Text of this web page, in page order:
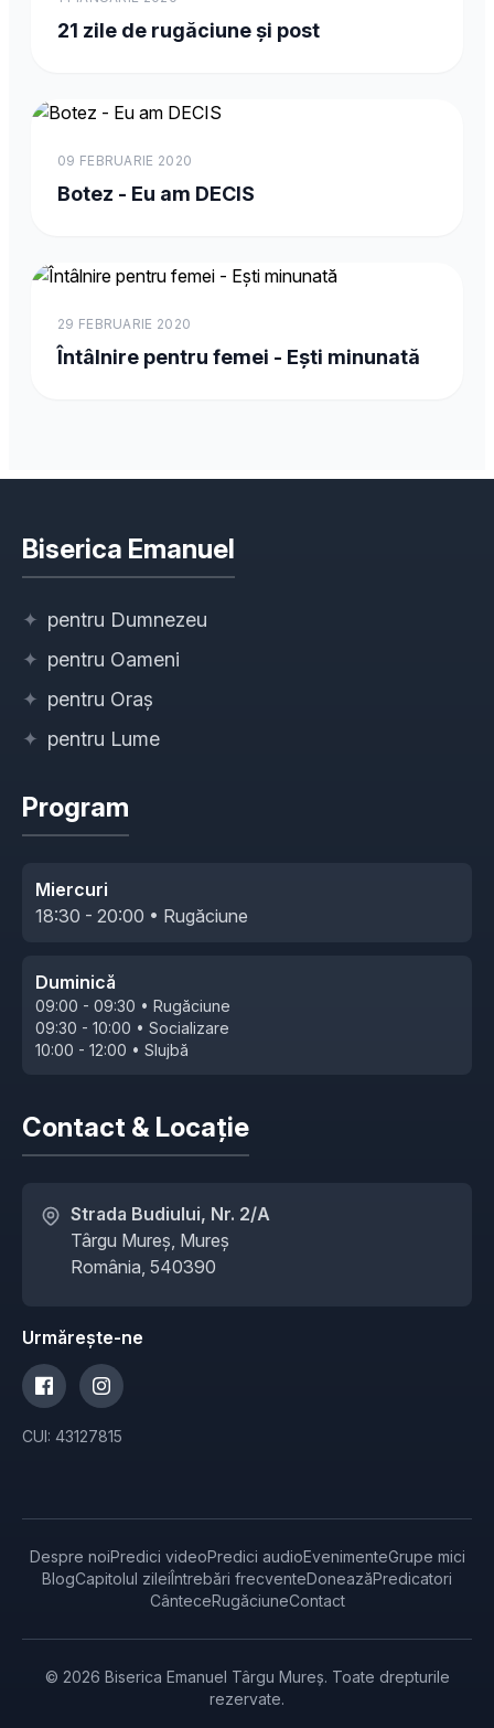
21 zile de rugăciune și post
09 FEBRUARIE 2020
Botez - Eu am DECIS
29 FEBRUARIE 2020
Întâlnire pentru femei - Ești minunată
Biserica Emanuel
✦ pentru Dumnezeu
✦ pentru Oameni
✦ pentru Oraș
✦ pentru Lume
Program
Miercuri
18:30 - 20:00 • Rugăciune
Duminică
09:00 - 09:30 • Rugăciune
09:30 - 10:00 • Socializare
10:00 - 12:00 • Slujbă
Contact & Locație
Strada Budiului, Nr. 2/A
Târgu Mureș, Mureș
România, 540390
Urmărește-ne
CUI: 43127815
Despre noiPredici videoPredici audioEvenimenteGrupe mici
BlogCapitolul zileiÎntrebări frecventeDoneazăPredicatori
CânteceRugăciuneContact
© 2026 Biserica Emanuel Târgu Mureș. Toate drepturile
rezervate.